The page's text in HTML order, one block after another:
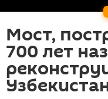
Мост,
700 лет